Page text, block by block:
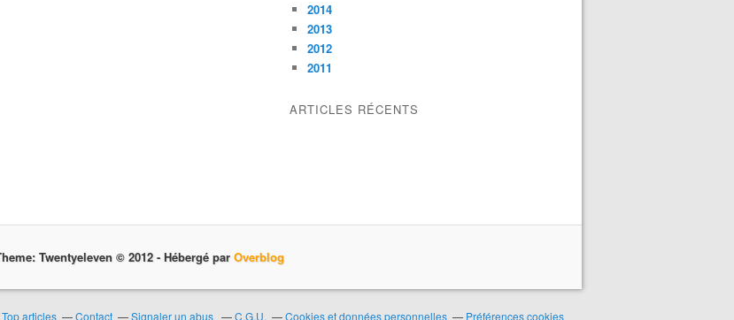
2014
2013
2012
2011
ARTICLES RÉCENTS
Theme: Twentyeleven © 2012 - Hébergé par Overblog
Top articles Contact Signaler un abus C.G.U. Cookies et données personnelles Préférences cookies